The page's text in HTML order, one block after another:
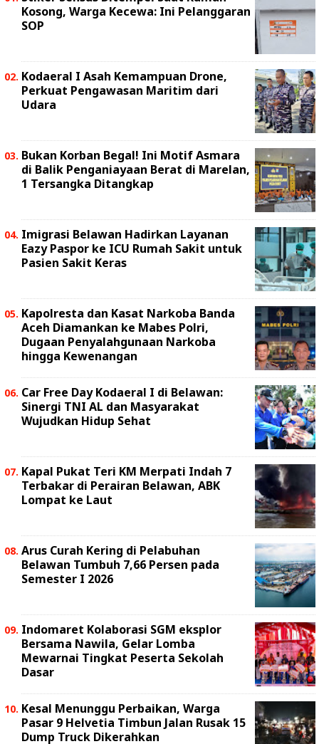
Kosong, Warga Kecewa: Ini Pelanggaran
SOP
Kodaeral I Asah Kemampuan Drone,
Perkuat Pengawasan Maritim dari
Udara
Bukan Korban Begal! Ini Motif Asmara
di Balik Penganiayaan Berat di Marelan,
1 Tersangka Ditangkap
Imigrasi Belawan Hadirkan Layanan
Eazy Paspor ke ICU Rumah Sakit untuk
Pasien Sakit Keras
Kapolresta dan Kasat Narkoba Banda
Aceh Diamankan ke Mabes Polri,
Dugaan Penyalahgunaan Narkoba
hingga Kewenangan
Car Free Day Kodaeral I di Belawan:
Sinergi TNI AL dan Masyarakat
Wujudkan Hidup Sehat
Kapal Pukat Teri KM Merpati Indah 7
Terbakar di Perairan Belawan, ABK
Lompat ke Laut
Arus Curah Kering di Pelabuhan
Belawan Tumbuh 7,66 Persen pada
Semester I 2026
Indomaret Kolaborasi SGM eksplor
Bersama Nawila, Gelar Lomba
Mewarnai Tingkat Peserta Sekolah
Dasar
Kesal Menunggu Perbaikan, Warga
Pasar 9 Helvetia Timbun Jalan Rusak 15
Dump Truck Dikerahkan